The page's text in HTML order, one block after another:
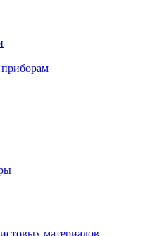
материалов